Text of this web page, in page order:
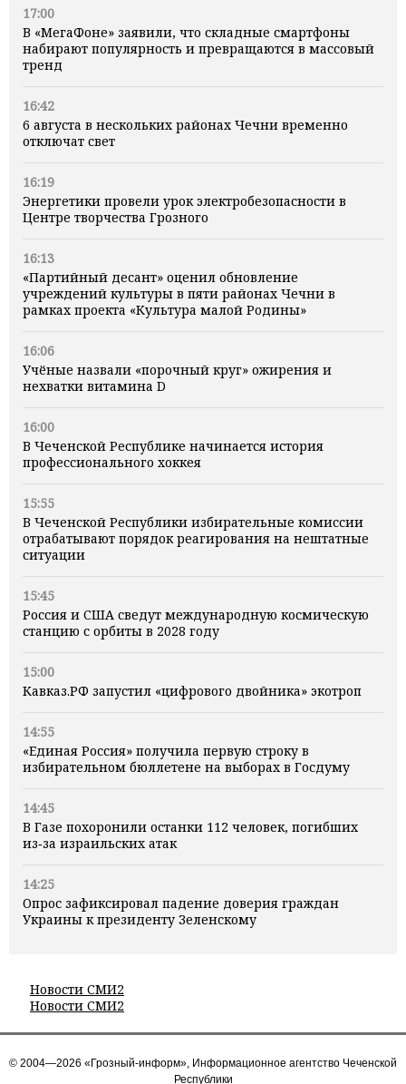
17:00
В «МегаФоне» заявили, что складные смартфоны
набирают популярность и превращаются в массовый
тренд
16:42
6 августа в нескольких районах Чечни временно
отключат свет
16:19
Энергетики провели урок электробезопасности в
Центре творчества Грозного
16:13
«Партийный десант» оценил обновление
учреждений культуры в пяти районах Чечни в
рамках проекта «Культура малой Родины»
16:06
Учёные назвали «порочный круг» ожирения и
нехватки витамина D
16:00
В Чеченской Республике начинается история
профессионального хоккея
15:55
В Чеченской Республики избирательные комиссии
отрабатывают порядок реагирования на нештатные
ситуации
15:45
Россия и США сведут международную космическую
станцию с орбиты в 2028 году
15:00
Кавказ.РФ запустил «цифрового двойника» экотроп
14:55
«Единая Россия» получила первую строку в
избирательном бюллетене на выборах в Госдуму
14:45
В Газе похоронили останки 112 человек, погибших
из‑за израильских атак
14:25
Опрос зафиксировал падение доверия граждан
Украины к президенту Зеленскому
Новости СМИ2
Новости СМИ2
© 2004—2026 «Грозный-информ», Информационное агентство Чеченской
Республики